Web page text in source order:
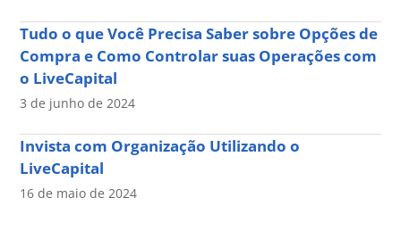
Tudo o que Você Precisa Saber sobre Opções de
Compra e Como Controlar suas Operações com
o LiveCapital
3 de junho de 2024
Invista com Organização Utilizando o
LiveCapital
16 de maio de 2024